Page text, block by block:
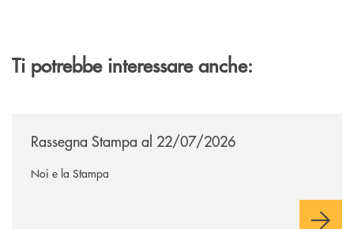
Ti potrebbe interessare anche:
Rassegna Stampa al 22/07/2026
Noi e la Stampa